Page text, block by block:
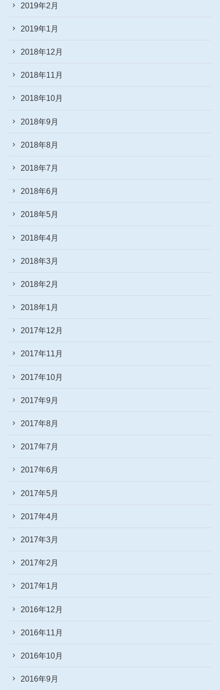
2019年2月
2019年1月
2018年12月
2018年11月
2018年10月
2018年9月
2018年8月
2018年7月
2018年6月
2018年5月
2018年4月
2018年3月
2018年2月
2018年1月
2017年12月
2017年11月
2017年10月
2017年9月
2017年8月
2017年7月
2017年6月
2017年5月
2017年4月
2017年3月
2017年2月
2017年1月
2016年12月
2016年11月
2016年10月
2016年9月